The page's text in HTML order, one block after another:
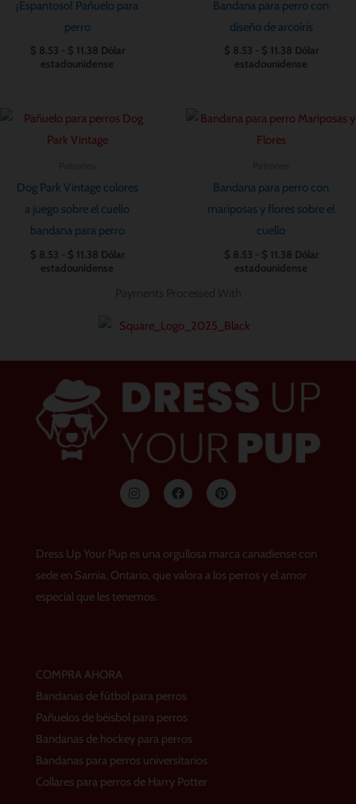
¡Espantoso! Pañuelo para
perro
$ 8.53 $ 11.38
$ 11.38
Dólar
estadounidense
Bandana para perro con
diseño de arcoíris
$ 8.53 $ 11.38
$ 11.38
Dólar
estadounidense
Dog Park Vintage colores
a juego sobre el cuello
bandana para perro
$ 8.53 $ 11.38
Rango
de
precios:
hasta
$ 11.38
Dólar
estadounidense
Bandana para perro con
mariposas y flores sobre el
cuello
$ 8.53 $ 11.38
Rango
de
$ 11.38
Dólar
estadounidense
I
n
s
r
a
F
a
c
o
k
P
i
n
e
s
Dress Up Your Pup es una orgullosa marca canadiense con
sede en Sarnia, Ontario, que valora a los perros y el amor
especial que les tenemos.
COMPRA AHORA
Bandanas de fútbol para perros
Pañuelos de béisbol para perros
Bandanas de hockey para perros
Bandanas para perros universitarios
Collares para perros de Harry Potter